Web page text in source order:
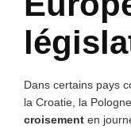
Dans certains pays
la Croatie, la
croisement en